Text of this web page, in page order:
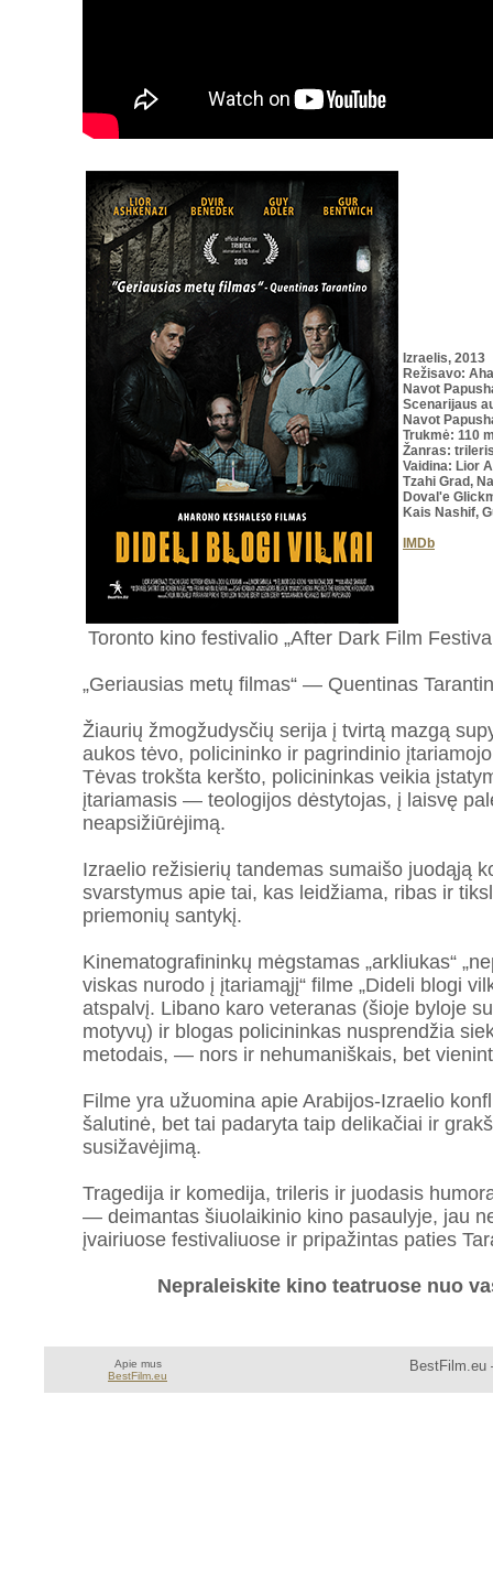
Izraelis, 2013
Režisavo:
Navot
Scenarijaus
Navot
Trukmė: 110
Žanras:
Vaidina: Lior
Tzahi Grad,
Doval'e
Kais Nashif,
IMDb
Toronto kino festivalio „After Dark Film
„Geriausias metų filmas“ — Quentinas
Žiaurių žmogžudysčių serija į tvirtą mazgą
aukos tėvo, policininko ir pagrindinio
Tėvas trokšta keršto, policininkas veikia
įtariamasis — teologijos dėstytojas, į laisvę
neapsižiūrėjimą.
Izraelio režisierių tandemas sumaišo juodąją
svarstymus apie tai, kas leidžiama, ribas ir
priemonių santykį.
Kinematografininkų mėgstamas „arkliukas“
viskas nurodo į įtariamąjį“ filme „Dideli blogi
atspalvį. Libano karo veteranas (šioje byloje
motyvų) ir blogas policininkas nusprendžia
metodais, — nors ir nehumaniškais, bet
Filme yra užuomina apie Arabijos-Izraelio
šalutinė, bet tai padaryta taip delikačiai ir
susižavėjimą.
Tragedija ir komedija, trileris ir juodasis
— deimantas šiuolaikinio kino pasaulyje, jau
įvairiuose festivaliuose ir pripažintas paties
Nepraleiskite kino teatruose nuo
Apie mus
BestFilm.eu